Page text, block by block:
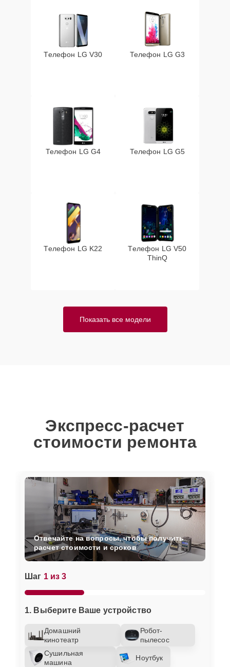
Телефон LG V30 Телефон LG G3
Телефон LG G4 Телефон LG G5
Телефон LG K22
Телефон LG V50
ThinQ
Показать все модели
Экспресс-расчет
стоимости ремонта
Шаг 1 из 3
1. Выберите Ваше устройство
Домашний
кинотеатр
Робот-
пылесос
Сушильная
машина
Ноутбук
Отвечайте на вопросы, чтобы получить
расчет стоимости и сроков